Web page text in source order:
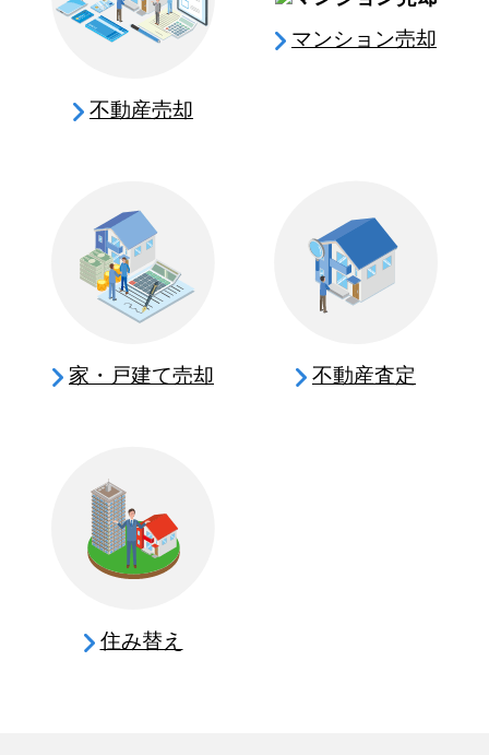
不動産売却
マンション売却
家・戸建て売却 不動産査定
住み替え